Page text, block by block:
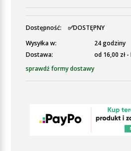
Dostępność:
✅DOSTĘPNY
Wysyłka w:
24 godziny
Dostawa:
od 16,00 zł -
Cena nie zawiera ewentualnych
sprawdź formy dostawy